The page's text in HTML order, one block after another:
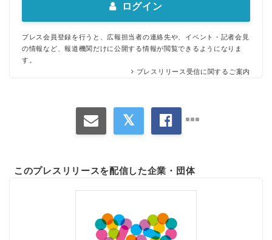
ログイン
プレス会員登録を行うと、広報担当者の連絡先や、イベント・記者会見
の情報など、報道機関だけに公開する情報が閲覧できるようになりま
す。
プレスリリース受信に関するご案内
このプレスリリースを配信した企業・団体